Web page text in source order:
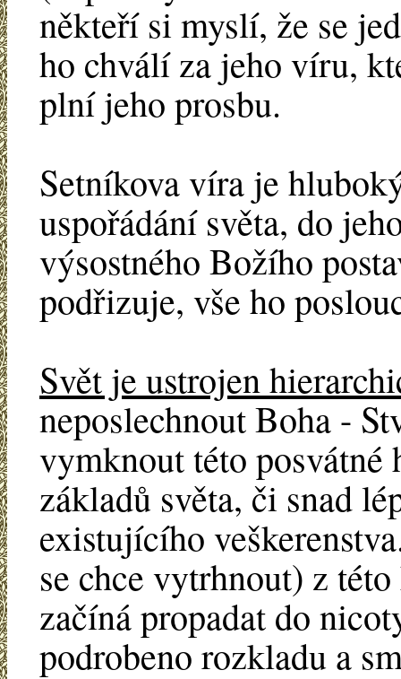
někteří si myslí, že se
ho chválí za jeho víru,
plní jeho prosbu.
Setníkova víra je
uspořádání světa, do
výsostného Božího
podřizuje, vše ho
Svět je ustrojen
neposlechnout Boha -
vymknout této
základů světa, či snad
existujícího
se chce vytrhnout) z
začíná propadat do
podrobeno rozkladu a